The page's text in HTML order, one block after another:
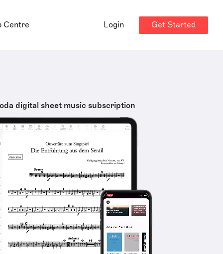
Centre Login Get Started
digital sheet music subscription